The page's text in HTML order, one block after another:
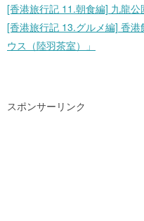
[香港旅行記 11.朝食編] 九龍公
[香港旅行記 13.グルメ編] 香
ウス（陸羽茶室）」
スポンサーリンク